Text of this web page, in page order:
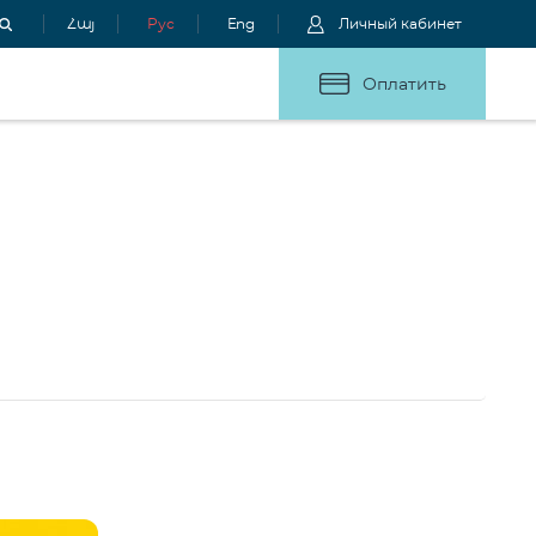
Հայ Рус Eng Личный кабинет
Оплатить